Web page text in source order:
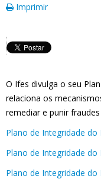
Imprimir
O Ifes divulga o seu
relaciona os
remediar e punir
Plano de Integridade
Plano de Integridade do
Plano de Integridade do